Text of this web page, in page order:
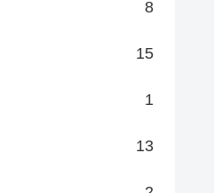
8
15
1
13